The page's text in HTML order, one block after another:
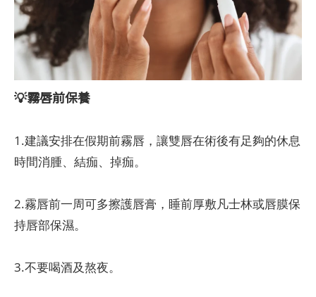
💡霧唇前保養
1.建議安排在假期前霧唇，讓雙唇在術後有足夠的休息
時間消腫、結痂、掉痂。
2.霧唇前一周可多擦護唇膏，睡前厚敷凡士林或唇膜保
持唇部保濕。
3.不要喝酒及熬夜。